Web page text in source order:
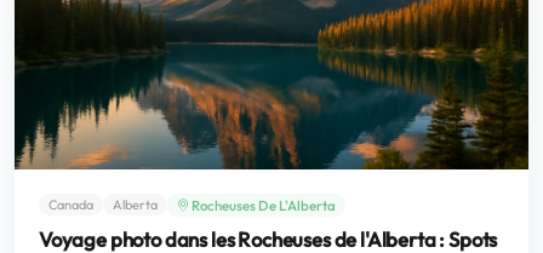
Canada Alberta Rocheuses De L'Alberta
Voyage photo dans les Rocheuses de l'Alberta : Spots